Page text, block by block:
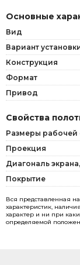
Основные
Вид
Вариант
Конструкция
Формат
Привод
Свойства
Размеры рабочей
Проекция
Диагональ
Покрытие
Вся представленная
характеристик,
характер и ни при
определяемой